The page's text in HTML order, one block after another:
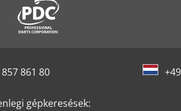
861 80
gépkeresések: